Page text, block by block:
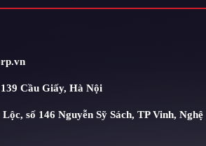
Cầu Giấy, Hà Nội
số 146 Nguyễn Sỹ Sách, TP Vinh, Nghệ